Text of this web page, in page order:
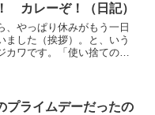
しい水曜日、...
カレーぞ！（日記）
、やっぱり休みがもう一日
ました（挨拶）。と、いう
カワです。「使い捨てのウ
今日のエント...
プライムデーだったの